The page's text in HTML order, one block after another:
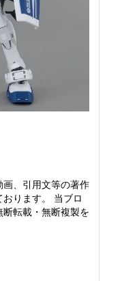
、引用文等の著作
ります。 当ブロ
転載・無断複製を